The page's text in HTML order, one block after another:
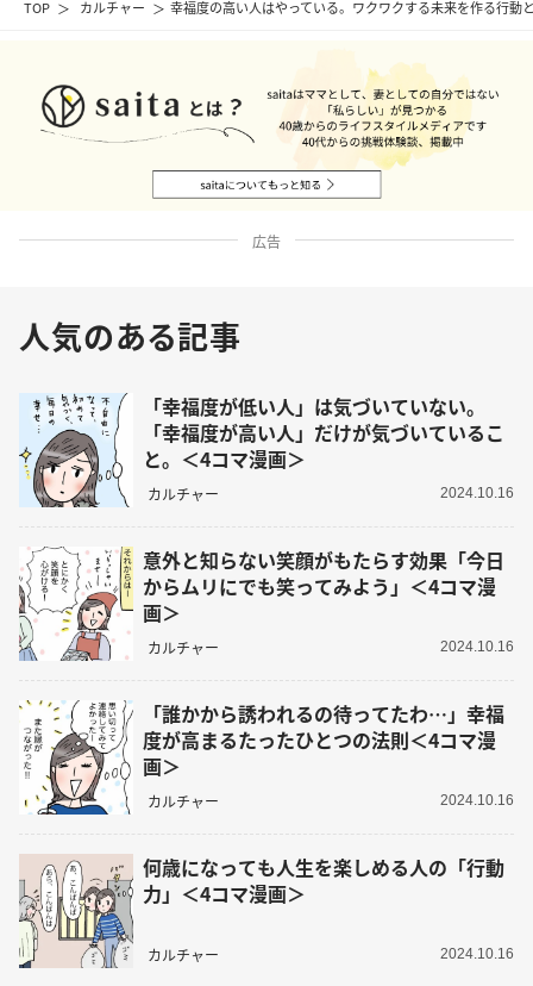
TOP カルチャー 幸福度の高い人はやっている。ワクワクする未来を作る行動
広告
人気のある記事
「幸福度が低い人」は気づいていない。
「幸福度が高い人」だけが気づいているこ
と。＜4コマ漫画＞
カルチャー 2024.10.16
意外と知らない笑顔がもたらす効果「今日
からムリにでも笑ってみよう」＜4コマ漫
画＞
カルチャー 2024.10.16
「誰かから誘われるの待ってたわ…」幸福
度が高まるたったひとつの法則＜4コマ漫
画＞
カルチャー 2024.10.16
何歳になっても人生を楽しめる人の「行動
力」＜4コマ漫画＞
カルチャー 2024.10.16